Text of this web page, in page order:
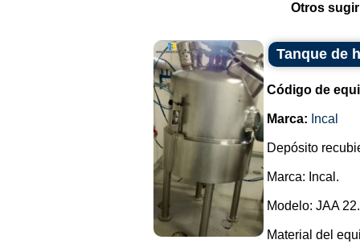
Otros
Tanque de
Código de
Marca: Incal
Depósito
Marca: Incal.
Modelo: JAA 22.
Material del